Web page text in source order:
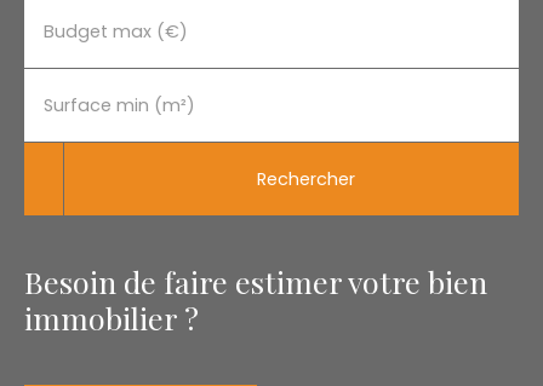
Budget max (€)
Surface min (m²)
Rechercher
Besoin de faire estimer votre bien
immobilier ?